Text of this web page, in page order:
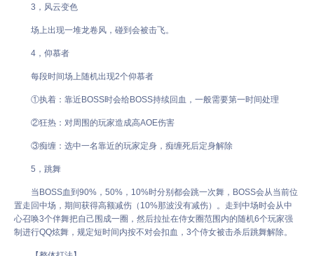
3，风云变色
场上出现一堆龙卷风，碰到会被击飞。
4，仰慕者
每段时间场上随机出现2个仰慕者
①执着：靠近BOSS时会给BOSS持续回血，一般需要第一时间处理
②狂热：对周围的玩家造成高AOE伤害
③痴缠：选中一名靠近的玩家定身，痴缠死后定身解除
5，跳舞
当BOSS血到90%，50%，10%时分别都会跳一次舞，BOSS会从当前位
置走回中场，期间获得高额减伤（10%那波没有减伤）。走到中场时会从中
心召唤3个伴舞把自己围成一圈，然后拉扯在侍女圈范围内的随机6个玩家强
制进行QQ炫舞，规定短时间内按不对会扣血，3个侍女被击杀后跳舞解除。